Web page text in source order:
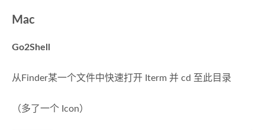
Mac
Go2Shell
从Finder某一个文件中快速打开 Iterm 并 cd 至此目录
（多了一个 Icon）